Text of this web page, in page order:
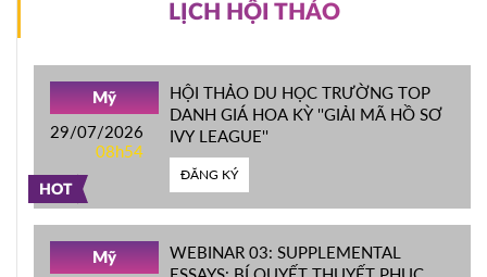
LỊCH HỘI THẢO
HOT
Mỹ
29/07/2026
08h54
HỘI THẢO DU HỌC TRƯỜNG TOP
DANH GIÁ HOA KỲ ''GIẢI MÃ HỒ SƠ
IVY LEAGUE''
ĐĂNG KÝ
Mỹ
WEBINAR 03: SUPPLEMENTAL